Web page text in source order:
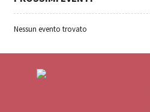
Nessun evento trovato